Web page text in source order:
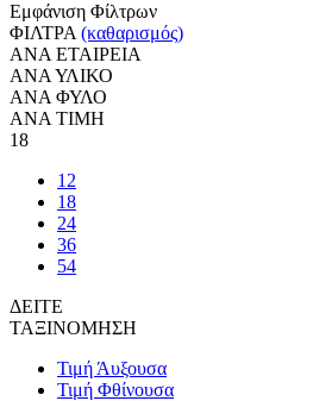
Εμφάνιση Φίλτρων
ΦΙΛΤΡΑ (καθαρισμός)
ΑΝΑ ΕΤΑΙΡΕΙΑ
ΑΝΑ ΥΛΙΚΟ
ΑΝΑ ΦΥΛΟ
ΑΝΑ ΤΙΜΗ
18
12
18
24
36
54
ΔΕΙΤΕ
ΤΑΞΙΝΟΜΗΣΗ
Τιμή Άυξουσα
Τιμή Φθίνουσα